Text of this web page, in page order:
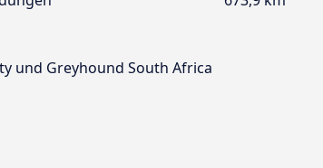
und Greyhound South Africa